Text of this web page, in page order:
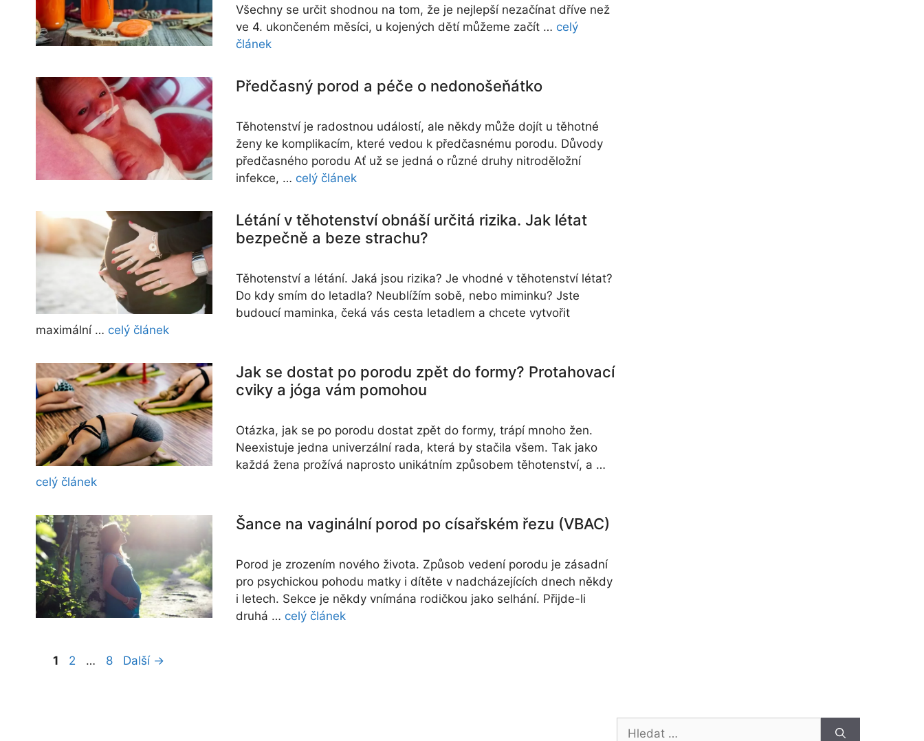
Všechny se určit shodnou na tom, že je nejlepší nezačínat dříve než
ve 4. ukončeném měsíci, u kojených dětí můžeme začít … celý
článek
Předčasný porod a péče o nedonošeňátko
Těhotenství je radostnou událostí, ale někdy může dojít u těhotné
ženy ke komplikacím, které vedou k předčasnému porodu. Důvody
předčasného porodu Ať už se jedná o různé druhy nitroděložní
infekce, … celý článek
Létání v těhotenství obnáší určitá rizika. Jak létat
bezpečně a beze strachu?
Těhotenství a létání. Jaká jsou rizika? Je vhodné v těhotenství létat?
Do kdy smím do letadla? Neublížím sobě, nebo miminku? Jste
budoucí maminka, čeká vás cesta letadlem a chcete vytvořit
maximální … celý článek
Jak se dostat po porodu zpět do formy? Protahovací
cviky a jóga vám pomohou
Otázka, jak se po porodu dostat zpět do formy, trápí mnoho žen.
Neexistuje jedna univerzální rada, která by stačila všem. Tak jako
každá žena prožívá naprosto unikátním způsobem těhotenství, a …
celý článek
Šance na vaginální porod po císařském řezu (VBAC)
Porod je zrozením nového života. Způsob vedení porodu je zásadní
pro psychickou pohodu matky i dítěte v nadcházejících dnech někdy
i letech. Sekce je někdy vnímána rodičkou jako selhání. Přijde-li
druhá … celý článek
Stránka
1 Stránka
2 … Stránka
8 Další →
Hledat: